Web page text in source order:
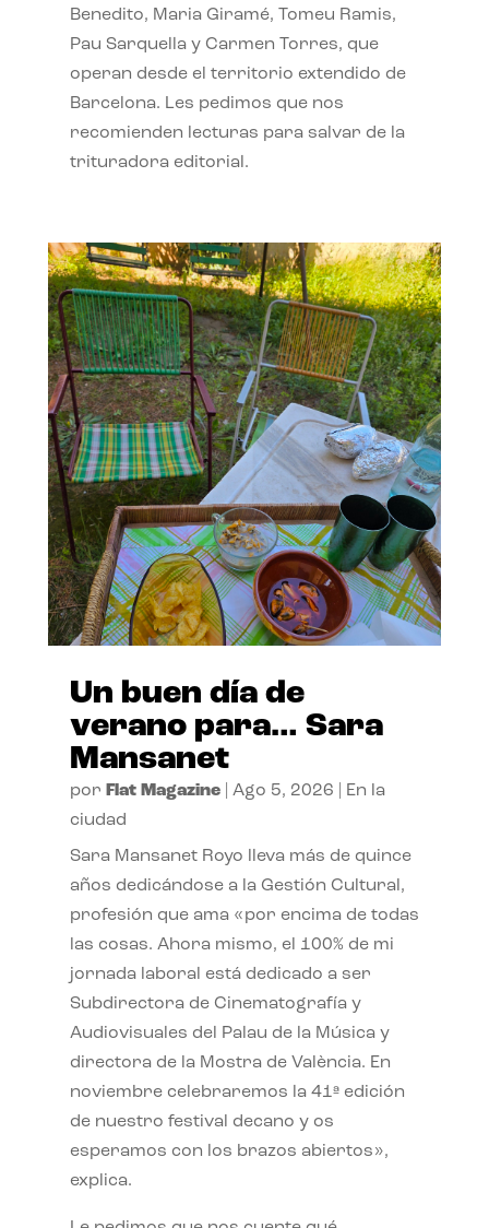
Benedito, Maria Giramé, Tomeu Ramis,
Pau Sarquella y Carmen Torres, que
operan desde el territorio extendido de
Barcelona. Les pedimos que nos
recomienden lecturas para salvar de la
trituradora editorial.
Un buen día de
verano para… Sara
Mansanet
por Flat Magazine| Ago 5, 2026
En la
ciudad
Sara Mansanet Royo lleva más de quince
años dedicándose a la Gestión Cultural,
profesión que ama «por encima de todas
las cosas. Ahora mismo, el 100% de mi
jornada laboral está dedicado a ser
Subdirectora de Cinematografía y
Audiovisuales del Palau de la Música y
directora de la Mostra de València. En
noviembre celebraremos la 41ª edición
de nuestro festival decano y os
esperamos con los brazos abiertos»,
explica.